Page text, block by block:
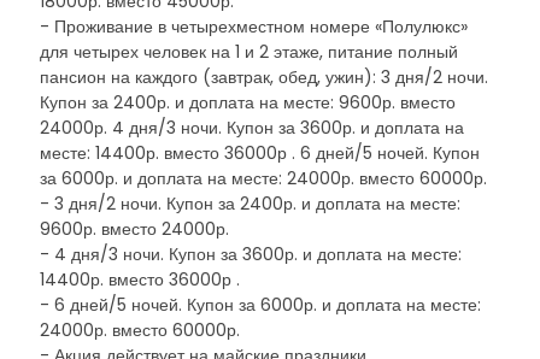
- Проживание в четырехместном номере «Полулюкс»
для четырех человек на 1 и 2 этаже, питание полный
пансион на каждого (завтрак, обед, ужин): 3 дня/2 ночи.
Купон за 2400р. и доплата на месте: 9600р. вместо
24000р. 4 дня/3 ночи. Купон за 3600р. и доплата на
месте: 14400р. вместо 36000р . 6 дней/5 ночей. Купон
за 6000р. и доплата на месте: 24000р. вместо 60000р.
- 3 дня/2 ночи. Купон за 2400р. и доплата на месте:
9600р. вместо 24000р.
- 4 дня/3 ночи. Купон за 3600р. и доплата на месте:
14400р. вместо 36000р .
- 6 дней/5 ночей. Купон за 6000р. и доплата на месте:
24000р. вместо 60000р.